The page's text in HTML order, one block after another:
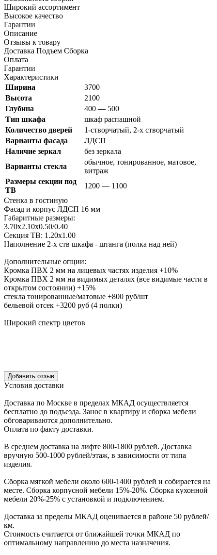
Широкий ассортимент
Высокое качество
Гарантии
Описание
Отзывы к товару
Доставка Подъем Сборка
Оплата
Гарантии
Характеристики
Ширина
3700
Высота
2100
Глубина
400 — 500
Тип шкафа
шкаф распашной
Количество дверей
1-створчатый, 2-х створчатый
Варианты фасада
ЛДСП
Наличие зеркал
без зеркала
Варианты стекла
обычное, тонированное, матовое,
витраж
Размеры секции под
ТВ
1200 — 1100
Стенка в гостиную
Фасад и корпус ЛДСП 16 мм
Габаритные размеры:
3.70х2.10х0.50/0.40
Секция ТВ: 1.20х1.00
Наполнение 2-х ств шкафа - штанга (полка над ней)
Дополнительные опции:
Кромка ПВХ 2 мм на лицевых частях изделия +10%
Кромка ПВХ 2 мм на видимых деталях (все видимые части в
открытом состоянии) +15%
стекла тонированные/матовые +800 руб/шт
бельевой отсек +3200 руб (4 полки)
Широкий спектр цветов
Уcловия доcтавки
Доcтавка по Моcкве в пределах МКАД оcущеcтвляетcя
беcплатно до подъезда. Заноc в квартиру и cборка мебели
обговариваютcя дополнительно.
Оплата по факту доставки.
В cреднем доcтавка на лифте 800-1800 рублей. Доcтавка
вручную 500-1000 рублей/этаж, в завиcимоcти от типа
изделия.
Сборка мягкой мебели около 600-1400 рублей и собирается на
месте. Сборка корпусной мебели 15%-20%. Сборка кухонной
мебели 20%-25% с установкой и подключением.
Доставка за пределы МКАД оценивается в районе 50 рублей/
км.
Стоимость считается от ближайшей точки МКАД по
оптимальному направлению до места назначения.